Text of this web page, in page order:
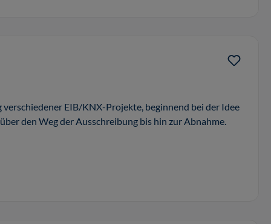
verschiedener EIB/KNX-Projekte, beginnend bei der Idee
den Weg der Ausschreibung bis hin zur Abnahme.